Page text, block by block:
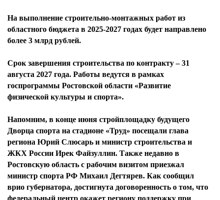
На выполнение строительно-монтажных работ из
областного бюджета в 2025-2027 годах будет направлено
более 3 млрд рублей.
Срок завершения строительства по контракту – 31
августа 2027 года. Работы ведутся в рамках
госпрограммы Ростовской области «Развитие
физической культуры и спорта».
Напомним, в конце июня стройплощадку будущего
Дворца спорта на стадионе «Труд» посещали глава
региона Юрий Слюсарь и министр строительства и
ЖКХ России Ирек Файзуллин. Также недавно в
Ростовскую область с рабочим визитом приезжал
министр спорта РФ Михаил Дегтярев. Как сообщил
врио губернатора, достигнута договоренность о том, что
федеральный центр окажет региону поддержку при